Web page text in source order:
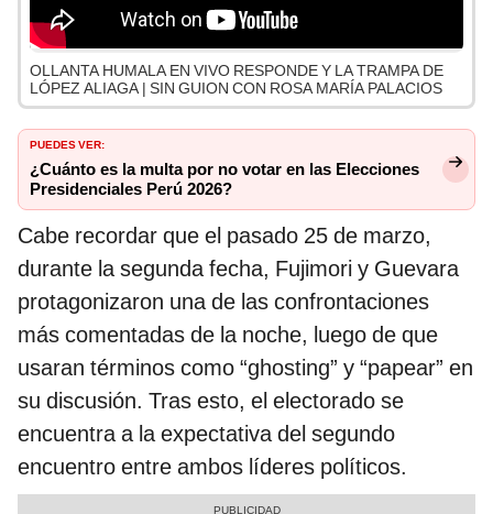
OLLANTA HUMALA EN VIVO RESPONDE Y LA TRAMPA DE
LÓPEZ ALIAGA | SIN GUION CON ROSA MARÍA PALACIOS
PUEDES VER:
¿Cuánto es la multa por no votar en las Elecciones
Presidenciales Perú 2026?
Cabe recordar que el pasado 25 de marzo,
durante la segunda fecha, Fujimori y Guevara
protagonizaron una de las confrontaciones
más comentadas de la noche, luego de que
usaran términos como “ghosting” y “papear” en
su discusión. Tras esto, el electorado se
encuentra a la expectativa del segundo
encuentro entre ambos líderes políticos.